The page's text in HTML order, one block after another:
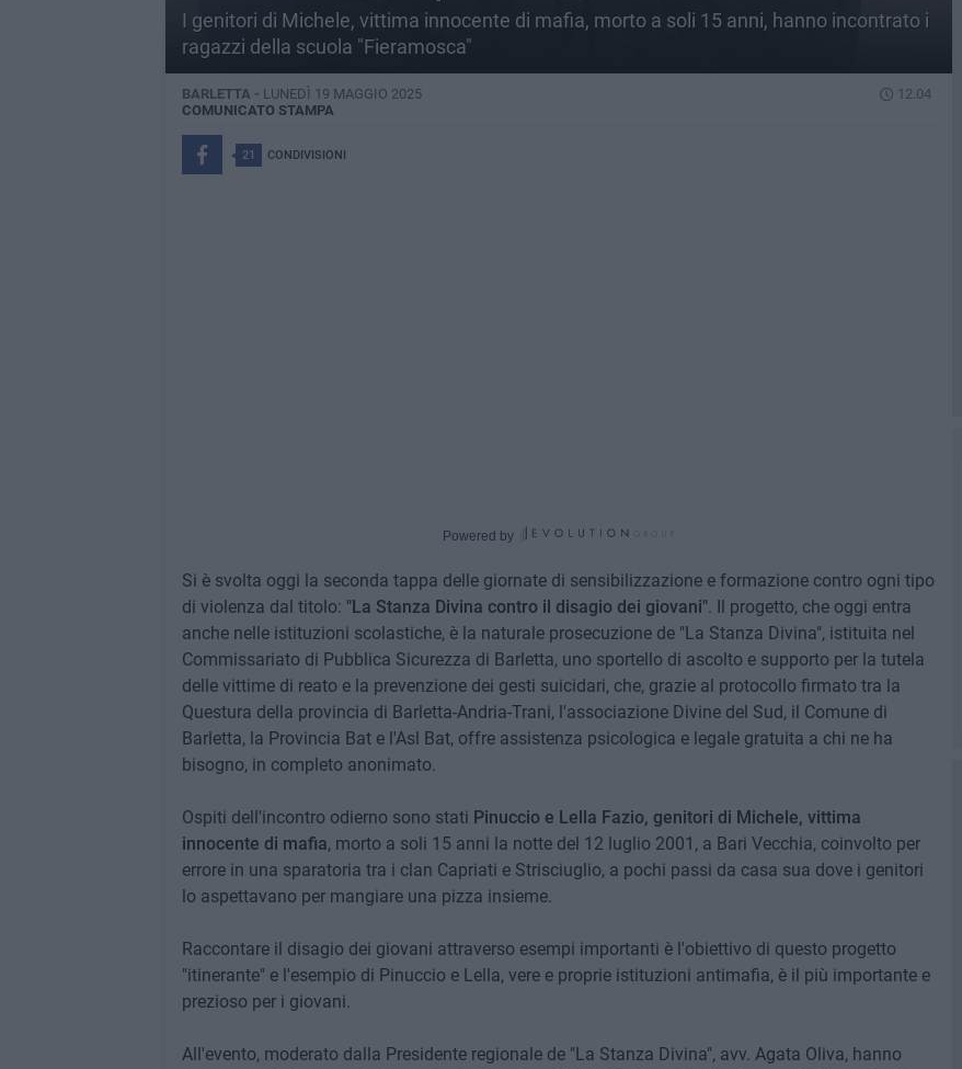
I genitori di Michele, vittima innocente di mafia, morto a soli 15 anni, hanno incontrato i
ragazzi della scuola "Fieramosca"
BARLETTA - LUNEDÌ 19 MAGGIO 2025
12.04
COMUNICATO STAMPA
21 CONDIVISIONI
Powered by
Si è svolta oggi la seconda tappa delle giornate di sensibilizzazione e formazione contro ogni tipo
di violenza dal titolo: "La Stanza Divina contro il disagio dei giovani". Il progetto, che oggi entra
anche nelle istituzioni scolastiche, è la naturale prosecuzione de "La Stanza Divina", istituita nel
Commissariato di Pubblica Sicurezza di Barletta, uno sportello di ascolto e supporto per la tutela
delle vittime di reato e la prevenzione dei gesti suicidari, che, grazie al protocollo firmato tra la
Questura della provincia di Barletta-Andria-Trani, l'associazione Divine del Sud, il Comune di
Barletta, la Provincia Bat e l'Asl Bat, offre assistenza psicologica e legale gratuita a chi ne ha
bisogno, in completo anonimato.
Ospiti dell'incontro odierno sono stati Pinuccio e Lella Fazio, genitori di Michele, vittima
innocente di mafia, morto a soli 15 anni la notte del 12 luglio 2001, a Bari Vecchia, coinvolto per
errore in una sparatoria tra i clan Capriati e Strisciuglio, a pochi passi da casa sua dove i genitori
lo aspettavano per mangiare una pizza insieme.
Raccontare il disagio dei giovani attraverso esempi importanti è l'obiettivo di questo progetto
"itinerante" e l'esempio di Pinuccio e Lella, vere e proprie istituzioni antimafia, è il più importante e
prezioso per i giovani.
All'evento, moderato dalla Presidente regionale de "La Stanza Divina", avv. Agata Oliva, hanno